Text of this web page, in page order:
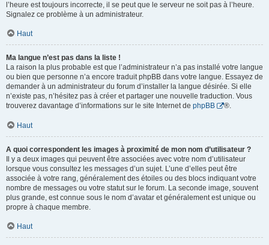
l’heure est toujours incorrecte, il se peut que le serveur ne soit pas à l’heure.
Signalez ce problème à un administrateur.
Haut
Ma langue n’est pas dans la liste !
La raison la plus probable est que l’administrateur n’a pas installé votre langue
ou bien que personne n’a encore traduit phpBB dans votre langue. Essayez de
demander à un administrateur du forum d’installer la langue désirée. Si elle
n’existe pas, n’hésitez pas à créer et partager une nouvelle traduction. Vous
trouverez davantage d’informations sur le site Internet de phpBB ®.
Haut
A quoi correspondent les images à proximité de mon nom d’utilisateur ?
Il y a deux images qui peuvent être associées avec votre nom d’utilisateur
lorsque vous consultez les messages d’un sujet. L’une d’elles peut être
associée à votre rang, généralement des étoiles ou des blocs indiquant votre
nombre de messages ou votre statut sur le forum. La seconde image, souvent
plus grande, est connue sous le nom d’avatar et généralement est unique ou
propre à chaque membre.
Haut